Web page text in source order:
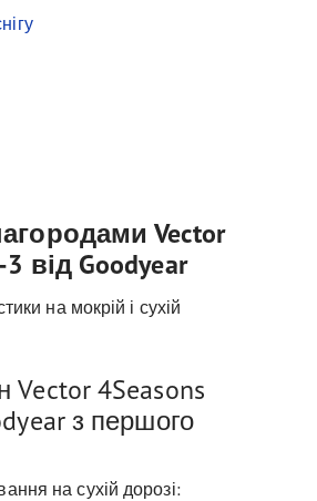
Vector
від Goodyear
на мокрій і сухій
Vector 4Seasons
з першого
на сухій дорозі: